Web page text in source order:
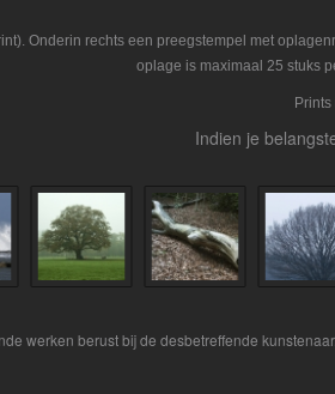
Onderin rechts een preegstempel met
oplage is maximaal 25 stuks
Indien je
werken berust bij de desbetreffende